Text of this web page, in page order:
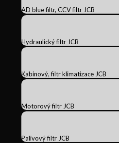
AD blue filtr, CCV filtr JCB
Hydraulický filtr JCB
Kabinový, filtr klimatizace JCB
Motorový filtr JCB
Palivový filtr JCB